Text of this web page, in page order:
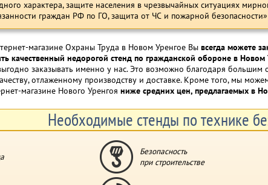
характера, защите населения в чрезвычайных ситуациях
граждан РФ по ГО, защита от ЧС и пожарной безопасности»
магазине Охраны Труда в Новом Уренгое Вы всегда можете
качественный недорогой стенд по гражданской обороне в Новом
заказывать именно у нас. Это возможно благодаря
отлаженному производству и доставке. Кроме того, мы
магазине Нового Уренгоя ниже средних цен, предлагаемых в
Необходимые стенды по технике
Безопасность
при строительстве